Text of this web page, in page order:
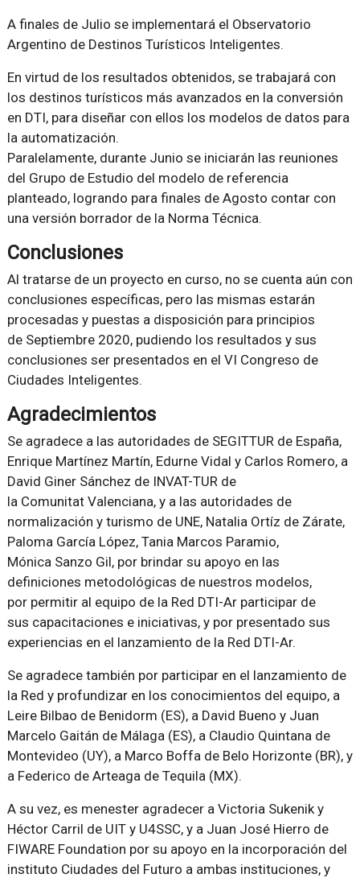
A finales de Julio se implementará el Observatorio
Argentino de Destinos Turísticos Inteligentes.
En virtud de los resultados obtenidos, se trabajará con
los destinos turísticos más avanzados en la conversión
en DTI, para diseñar con ellos los modelos de datos para
la automatización.
Paralelamente, durante Junio se iniciarán las reuniones
del Grupo de Estudio del modelo de referencia
planteado, logrando para finales de Agosto contar con
una versión borrador de la Norma Técnica.
Conclusiones
Al tratarse de un proyecto en curso, no se cuenta aún con
conclusiones específicas, pero las mismas estarán
procesadas y puestas a disposición para principios
de Septiembre 2020, pudiendo los resultados y sus
conclusiones ser presentados en el VI Congreso de
Ciudades Inteligentes.
Agradecimientos
Se agradece a las autoridades de SEGITTUR de España,
Enrique Martínez Martín, Edurne Vidal y Carlos Romero, a
David Giner Sánchez de INVAT-TUR de
la Comunitat Valenciana, y a las autoridades de
normalización y turismo de UNE, Natalia Ortíz de Zárate,
Paloma García López, Tania Marcos Paramio,
Mónica Sanzo Gil, por brindar su apoyo en las
definiciones metodológicas de nuestros modelos,
por permitir al equipo de la Red DTI-Ar participar de
sus capacitaciones e iniciativas, y por presentado sus
experiencias en el lanzamiento de la Red DTI-Ar.
Se agradece también por participar en el lanzamiento de
la Red y profundizar en los conocimientos del equipo, a
Leire Bilbao de Benidorm (ES), a David Bueno y Juan
Marcelo Gaitán de Málaga (ES), a Claudio Quintana de
Montevideo (UY), a Marco Boffa de Belo Horizonte (BR), y
a Federico de Arteaga de Tequila (MX).
A su vez, es menester agradecer a Victoria Sukenik y
Héctor Carril de UIT y U4SSC, y a Juan José Hierro de
FIWARE Foundation por su apoyo en la incorporación del
instituto Ciudades del Futuro a ambas instituciones, y